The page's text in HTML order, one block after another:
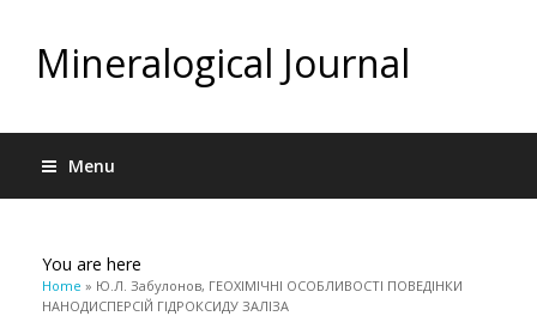
Mineralogical Journal
Menu
You are here
Home » Ю.Л. Забулонов, ГЕОХІМІЧНІ ОСОБЛИВОСТІ ПОВЕДІНКИ
НАНОДИСПЕРСІЙ ГІДРОКСИДУ ЗАЛІЗА